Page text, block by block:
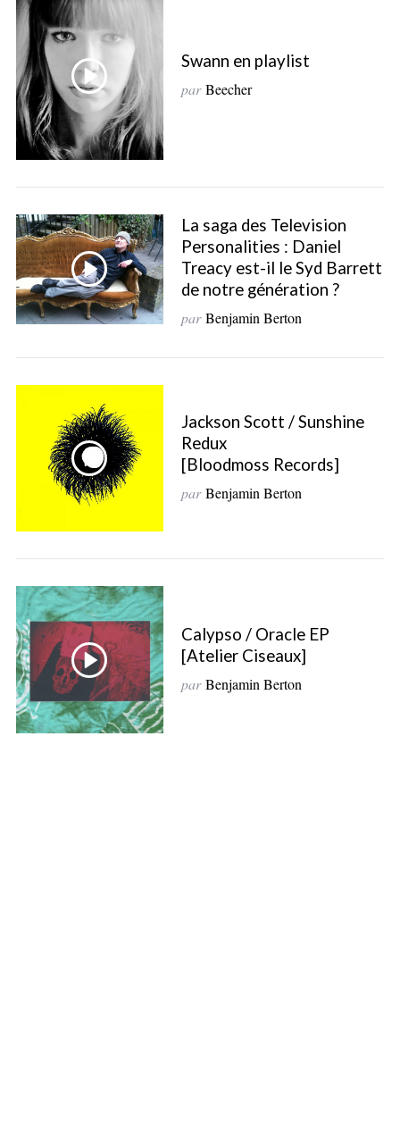
Swann en playlist
par Beecher
La saga des Television
Personalities : Daniel
Treacy est-il le Syd Barrett
de notre génération ?
par Benjamin Berton
Jackson Scott / Sunshine
Redux
[Bloodmoss Records]
par Benjamin Berton
Calypso / Oracle EP
[Atelier Ciseaux]
par Benjamin Berton
S
e
c
h
f
o
r
: